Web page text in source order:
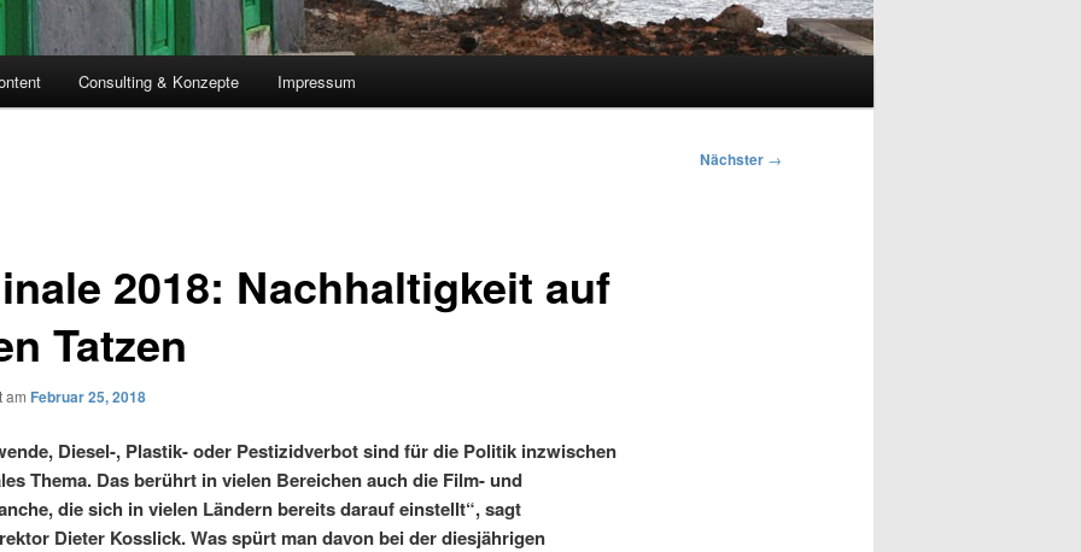
Consulting & Konzepte Impressum
Nächster →
2018: Nachhaltigkeit auf
Tatzen
am Februar 25, 2018
Diesel-, Plastik- oder Pestizidverbot sind für die Politik inzwischen
Thema. Das berührt in vielen Bereichen auch die Film- und
die sich in vielen Ländern bereits darauf einstellt“, sagt
Dieter Kosslick. Was spürt man davon bei der diesjährigen